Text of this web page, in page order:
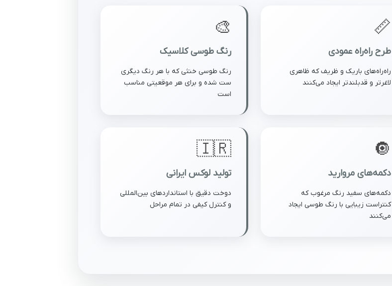
📏
طرح راه‌راه عمودی
راه‌راه‌های باریک و ظریف که ظاهری
لاغرتر و قدبلندتر ایجاد می‌کنند
🎨
رنگ طوسی کلاسیک
رنگ طوسی خنثی که با هر رنگ دیگری
ست شده و برای هر موقعیتی مناسب
است
🔘
دکمه‌های مروارید
دکمه‌های سفید رنگ مرغوب که
کنتراست زیبایی با رنگ طوسی ایجاد
می‌کنند
🇮🇷
تولید لوکس ایرانی
دوخت دقیق با استانداردهای بین‌المللی
و کنترل کیفی در تمام مراحل